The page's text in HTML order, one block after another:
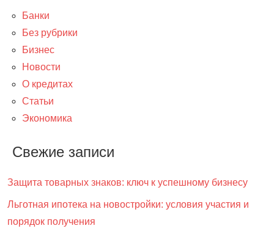
Банки
Без рубрики
Бизнес
Новости
О кредитах
Статьи
Экономика
Свежие записи
Защита товарных знаков: ключ к успешному бизнесу
Льготная ипотека на новостройки: условия участия и
порядок получения